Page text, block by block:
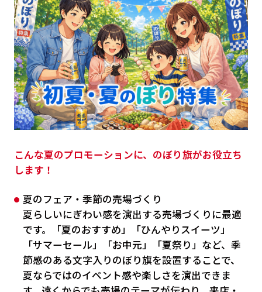
こんな夏のプロモーションに、のぼり旗がお役立ち
します！
夏のフェア・季節の売場づくり
夏らしいにぎわい感を演出する売場づくりに最適
です。「夏のおすすめ」「ひんやりスイーツ」
「サマーセール」「お中元」「夏祭り」など、季
節感のある文字入りのぼり旗を設置することで、
夏ならではのイベント感や楽しさを演出できま